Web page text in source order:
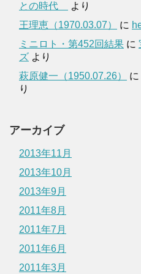
との時代
より
王理恵（1970.03.07）
に
ミニロト・第452回結果 に
ズ より
萩原健一（1950.07.26）
に
り
アーカイブ
2013年11月
2013年10月
2013年9月
2011年8月
2011年7月
2011年6月
2011年3月